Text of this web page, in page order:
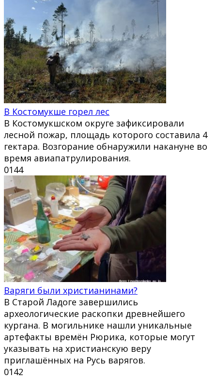
В Костомукше горел лес
В Костомукшском округе зафиксировали
лесной пожар, площадь которого составила 4
гектара. Возгорание обнаружили накануне во
время авиапатрулирования.
0144
Варяги были христианинами?
В Старой Ладоге завершились
археологические раскопки древнейшего
кургана. В могильнике нашли уникальные
артефакты времён Рюрика, которые могут
указывать на христианскую веру
приглашённых на Русь варягов.
0142